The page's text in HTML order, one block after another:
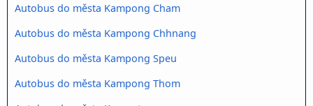
Autobus do města Kampong Cham
Autobus do města Kampong Chhnang
Autobus do města Kampong Speu
Autobus do města Kampong Thom